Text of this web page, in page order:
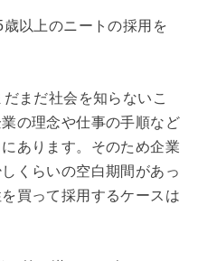
以上のニートの採用を
まだ社会を知らないこ
の理念や仕事の手順など
あります。そのため企業
くらいの空白期間があっ
買って採用するケースは